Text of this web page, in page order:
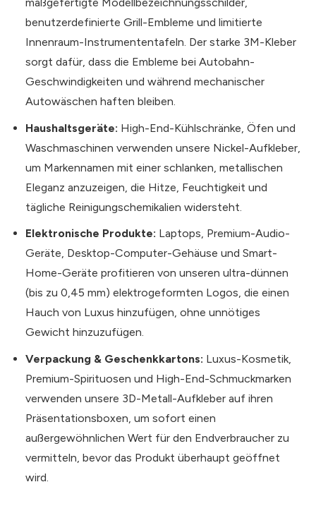
benutzerdefinierte Grill-Embleme und limitierte
Innenraum-Instrumententafeln. Der starke 3M-Kleber
sorgt dafür, dass die Embleme bei Autobahn-
Geschwindigkeiten und während mechanischer
Autowäschen haften bleiben.
Haushaltsgeräte: High-End-Kühlschränke, Öfen und
Waschmaschinen verwenden unsere Nickel-Aufkleber,
um Markennamen mit einer schlanken, metallischen
Eleganz anzuzeigen, die Hitze, Feuchtigkeit und
tägliche Reinigungschemikalien widersteht.
Elektronische Produkte: Laptops, Premium-Audio-
Geräte, Desktop-Computer-Gehäuse und Smart-
Home-Geräte profitieren von unseren ultra-dünnen
(bis zu 0,45 mm) elektrogeformten Logos, die einen
Hauch von Luxus hinzufügen, ohne unnötiges
Gewicht hinzuzufügen.
Verpackung & Geschenkkartons: Luxus-Kosmetik,
Premium-Spirituosen und High-End-Schmuckmarken
verwenden unsere 3D-Metall-Aufkleber auf ihren
Präsentationsboxen, um sofort einen
außergewöhnlichen Wert für den Endverbraucher zu
vermitteln, bevor das Produkt überhaupt geöffnet
wird.